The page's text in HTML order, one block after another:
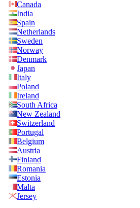
Canada
India
Spain
Netherlands
Sweden
Norway
Denmark
Japan
Italy
Poland
Ireland
South Africa
New Zealand
Switzerland
Portugal
Belgium
Austria
Finland
Romania
Estonia
Malta
Jersey